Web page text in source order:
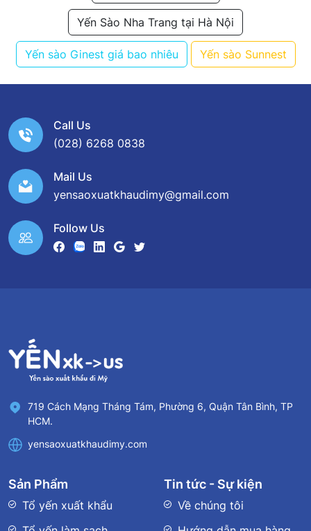
Yến Sào Nha Trang tại Hà Nội
Yến sào Ginest giá bao nhiêu Yến sào Sunnest
Call Us
(028) 6268 0838
Mail Us
yensaoxuatkhaudimy@gmail.com
Follow Us
719 Cách Mạng Tháng Tám, Phường 6, Quận Tân Bình, TP
HCM.
yensaoxuatkhaudimy.com
Sản Phẩm
Tổ yến xuất khẩu
Tin tức - Sự kiện
Về chúng tôi